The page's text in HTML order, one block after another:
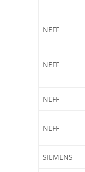
NEFF
NEFF
NEFF
NEFF
SIEMENS